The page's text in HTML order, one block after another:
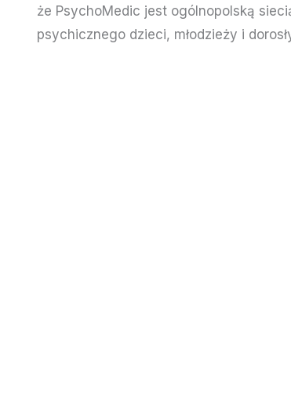
że PsychoMedic jest ogólnopolską
psychicznego dzieci, młodzieży i